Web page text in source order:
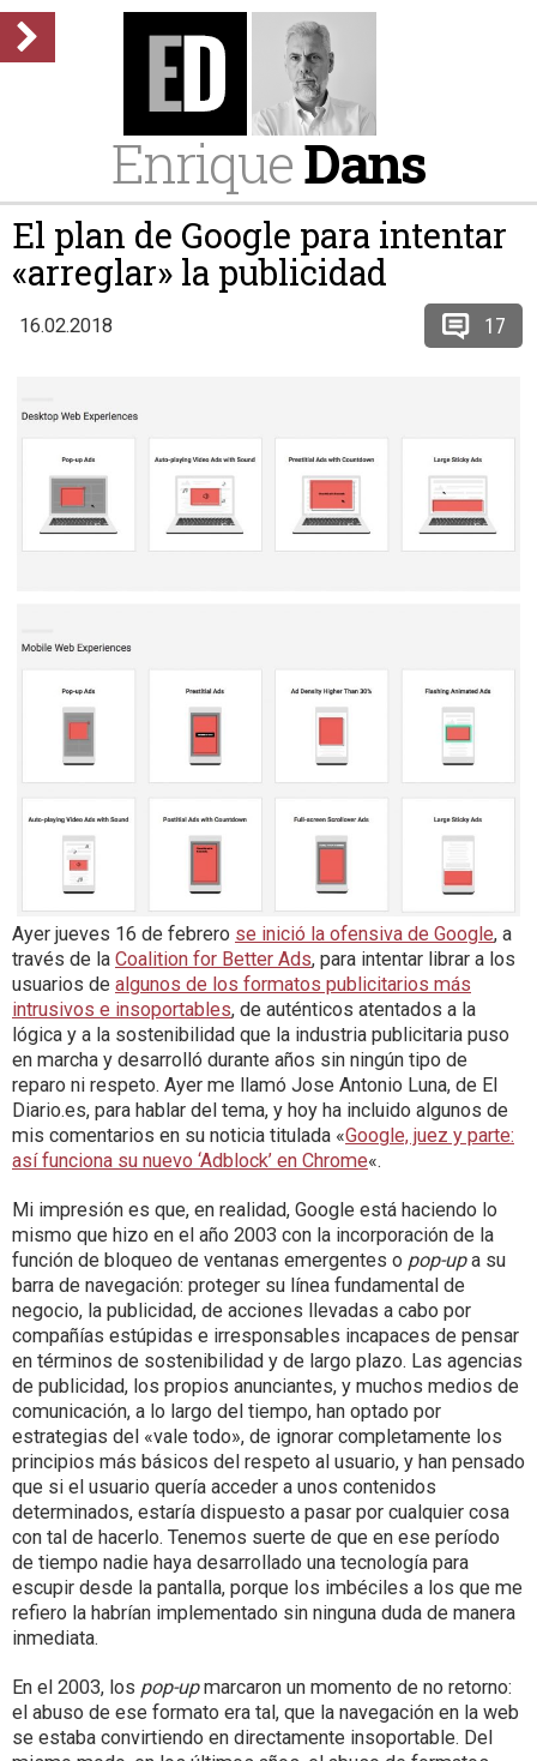
EnriqueDans
El plan de Google para intentar
«arreglar» la publicidad
16.02.2018 17
Ayer jueves 16 de febrero se inició la ofensiva de Google, a
través de la Coalition for Better Ads, para intentar librar a los
usuarios de algunos de los formatos publicitarios más
intrusivos e insoportables, de auténticos atentados a la
lógica y a la sostenibilidad que la industria publicitaria puso
en marcha y desarrolló durante años sin ningún tipo de
reparo ni respeto. Ayer me llamó Jose Antonio Luna, de El
Diario.es, para hablar del tema, y hoy ha incluido algunos de
mis comentarios en su noticia titulada «Google, juez y parte:
así funciona su nuevo ‘Adblock’ en Chrome«.
Mi impresión es que, en realidad, Google está haciendo lo
mismo que hizo en el año 2003 con la incorporación de la
función de bloqueo de ventanas emergentes o pop-upa su
barra de navegación: proteger su línea fundamental de
negocio, la publicidad, de acciones llevadas a cabo por
compañías estúpidas e irresponsables incapaces de pensar
en términos de sostenibilidad y de largo plazo. Las agencias
de publicidad, los propios anunciantes, y muchos medios de
comunicación, a lo largo del tiempo, han optado por
estrategias del «vale todo», de ignorar completamente los
principios más básicos del respeto al usuario, y han pensado
que si el usuario quería acceder a unos contenidos
determinados, estaría dispuesto a pasar por cualquier cosa
con tal de hacerlo. Tenemos suerte de que en ese período
de tiempo nadie haya desarrollado una tecnología para
escupir desde la pantalla, porque los imbéciles a los que me
refiero la habrían implementado sin ninguna duda de manera
inmediata.
En el 2003, los pop-upmarcaron un momento de no retorno:
el abuso de ese formato era tal, que la navegación en la web
se estaba convirtiendo en directamente insoportable. Del